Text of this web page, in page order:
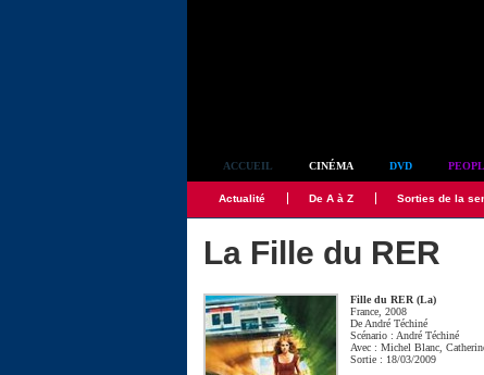
ACCUEIL CINÉMA DVD
Actualité De A à Z Sorties de la
La Fille du RER
Fille du RER (La)
France, 2008
De André Téchiné
Scénario : André Téchiné
Avec :Michel Blanc ,
Sortie : 18/03/2009